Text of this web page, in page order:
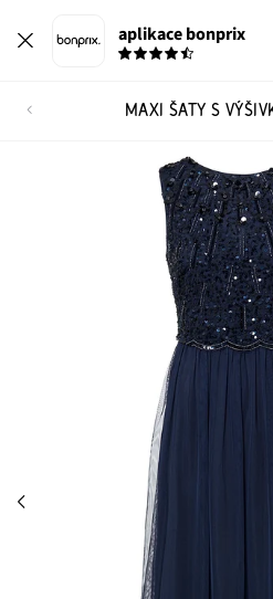
aplikace bonprix
MAXI ŠATY S